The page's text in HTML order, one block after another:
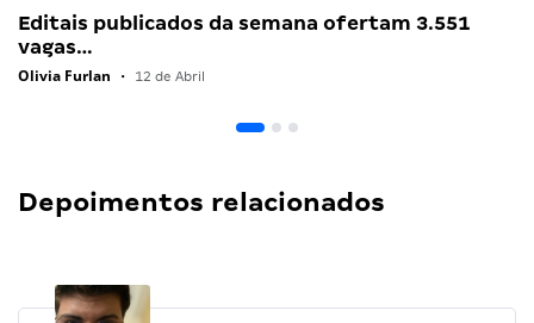
Editais publicados da semana ofertam 3.551
vagas…
Olivia Furlan • 12 de Abril
Depoimentos relacionados